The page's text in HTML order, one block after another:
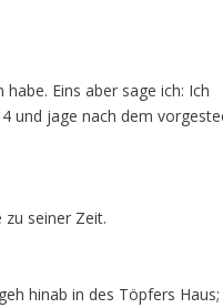
Eins aber sage ich: Ich
und jage nach dem
seiner Zeit.
hinab in des Töpfers